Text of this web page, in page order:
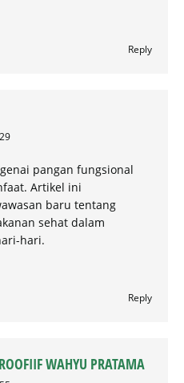
Reply
pangan fungsional
Artikel ini
baru tentang
sehat dalam
hari.
Reply
WAHYU PRATAMA